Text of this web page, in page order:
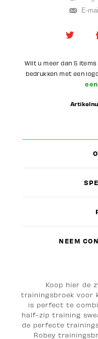
Wilt u meer dan 5
bedrukken met een
NEEM
Koop hier de
trainingsbroek voor
is perfect te
half-zip training
de perfecte
Robey